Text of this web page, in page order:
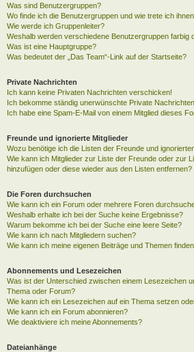
Was sind Benutzergruppen?
Wo finde ich die Benutzergruppen und wie trete ich
Wie werde ich Gruppenleiter?
Weshalb werden verschiedene Benutzergruppen farbig
Was ist eine Hauptgruppe?
Was bedeutet der „Das Team“-Link auf der Startseite?
Private Nachrichten
Ich kann keine Privaten Nachrichten verschicken!
Ich bekomme ständig unerwünschte Private
Ich habe eine Spam-E-Mail von einem Mitglied dieses
Freunde und ignorierte Mitglieder
Wozu benötige ich die Listen der Freunde und
Wie kann ich Mitglieder zur Liste der Freunde oder zur
hinzufügen oder diese wieder aus den Listen entfernen?
Die Foren durchsuchen
Wie kann ich ein Forum oder mehrere Foren
Weshalb erhalte ich bei der Suche keine Ergebnisse?
Warum bekomme ich bei der Suche eine leere Seite?
Wie kann ich nach Mitgliedern suchen?
Wie kann ich meine eigenen Beiträge und Themen
Abonnements und Lesezeichen
Was ist der Unterschied zwischen einem Lesezeichen
Thema oder Forum?
Wie kann ich ein Lesezeichen auf ein Thema setzen
Wie kann ich ein Forum abonnieren?
Wie deaktiviere ich meine Abonnements?
Dateianhänge